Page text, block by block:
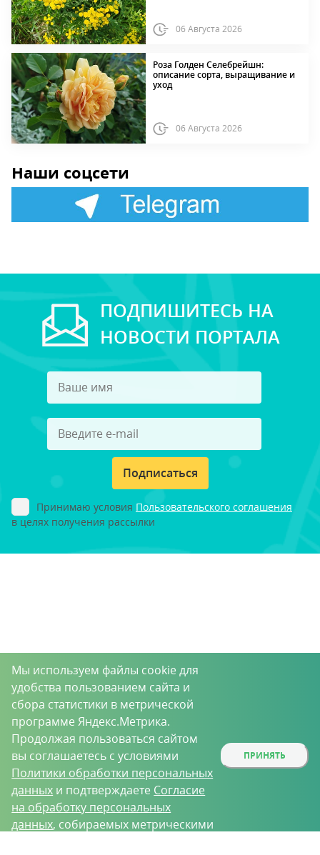
06 Августа 2026
Роза Голден Селебрейшн:
описание сорта, выращивание и
уход
06 Августа 2026
Наши соцсети
ПОДПИШИТЕСЬ НА
НОВОСТИ ПОРТАЛА
Подписаться
Принимаю условия Пользовательского соглашения
в целях получения рассылки
Мы используем файлы cookie для
удобства пользованием сайта и
сбора статистики в метрической
программе Яндекс.Метрика.
Продолжая пользоваться сайтом
вы соглашаетесь с условиями
Политики обработки персональных
данных и подтверждаете Согласие
на обработку персональных
данных, собираемых метрическими
ПРИНЯТЬ